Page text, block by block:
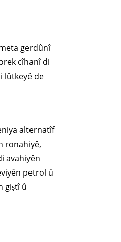
gerdûnî
cîhanî di
lûtkeyê de
alternatîf
ronahiyê,
avahiyên
petrol û
giştî û